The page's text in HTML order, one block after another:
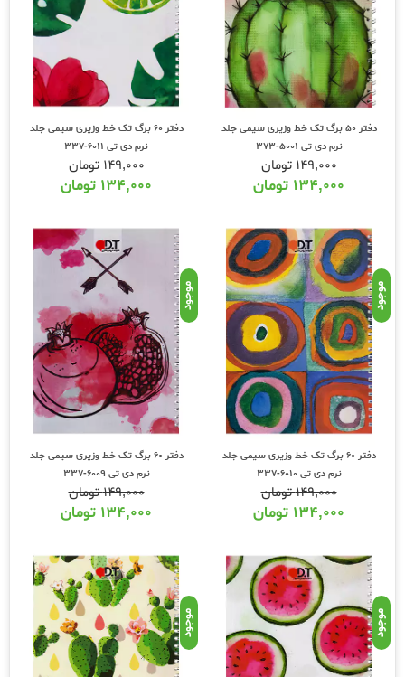
دفتر 50 برگ تک خط وزیری سیمی جلد
نرم دی تی 5001-373
۱۴۹,۰۰۰تومان
۱۳۴,۰۰۰ تومان
دفتر 60 برگ تک خط وزیری سیمی جلد
نرم دی تی 6011-337
۱۴۹,۰۰۰تومان
۱۳۴,۰۰۰ تومان
موجود
دفتر 60 برگ تک خط وزیری سیمی جلد
نرم دی تی 6010-337
۱۴۹,۰۰۰تومان
۱۳۴,۰۰۰ تومان
موجود
دفتر 60 برگ تک خط وزیری سیمی جلد
نرم دی تی 6009-337
۱۴۹,۰۰۰تومان
۱۳۴,۰۰۰ تومان
موجود موجود